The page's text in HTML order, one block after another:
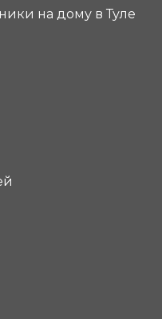
на дому в Туле